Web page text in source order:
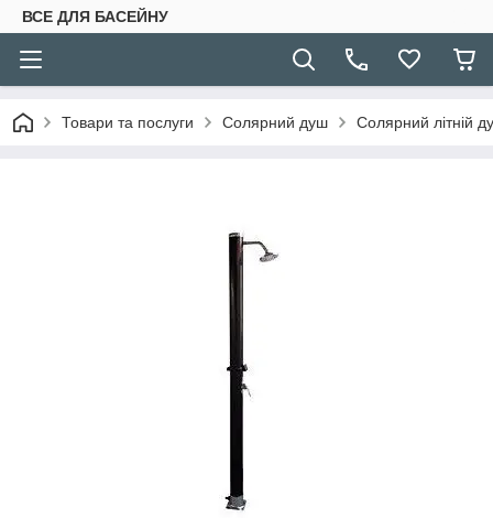
ВСЕ ДЛЯ БАСЕЙНУ
Товари та послуги Солярний душ Солярний літній